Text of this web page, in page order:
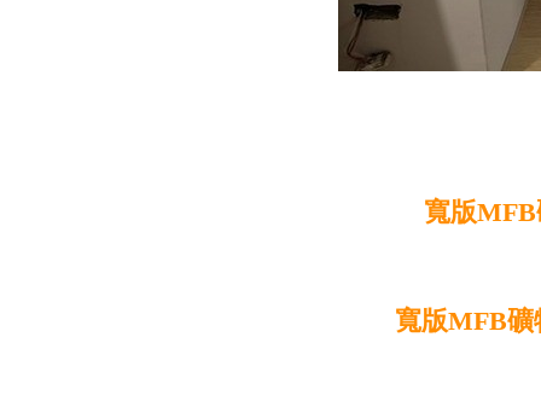
寬版
寬版MFB礦